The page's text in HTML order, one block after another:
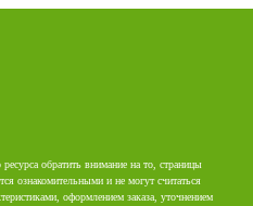
обратить внимание на то, страницы
ознакомительными и не могут считаться
оформлением заказа, уточнением